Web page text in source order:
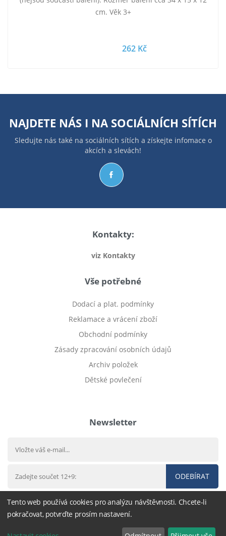
cm. Věk 3+
262 Kč
NAJDETE NÁS I NA SOCIÁLNÍCH SÍTÍCH
Sledujte nás také na sociálních sítích a získejte infomace o
akcích a slevách!
Kontakty:
viz Kontakty
Vše potřebné
Dodací a plat. podmínky
Reklamace a vrácení zboží
Obchodní podmínky
Zásady zpracování osobních údajů
Archiv položek
Dětské povlečení
Newsletter
ODEBÍRAT
© 2016 - 2026 DárekHned.cz nastavení cookies
Tento web používá cookies pro analýzu návštěvnosti. Chcete-li
pokračovat, potvrďte prosím nastavení.